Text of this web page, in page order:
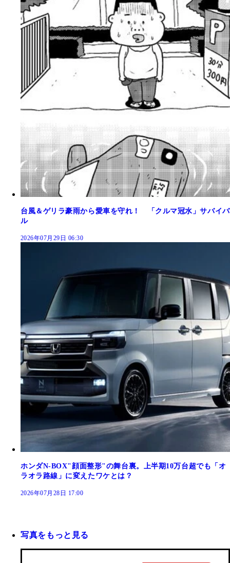
台風＆ゲリラ豪雨から愛車を守れ！ 「クルマ冠水」サバイバ
ル
2026年07月29日 06:30
ホンダN-BOX"顔面整形"の舞台裏。上半期10万台超でも「オ
ラオラ路線」に変えたワケとは？
2026年07月28日 17:00
写真をもっと見る